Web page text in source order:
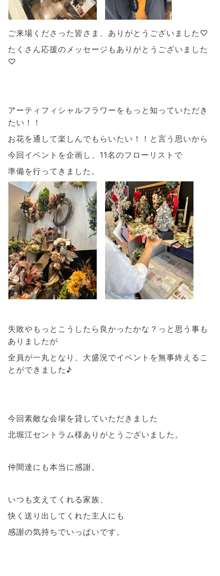
ご来場くださった皆さま、ありがとうございました♡
たくさん応援のメッセージもありがとうございました
♡
アーティフィシャルフラワーを もっと知っていただき
たい！！
お花を通して楽しんでもらいたい！！ と言う思いから
今回イベントを企画し、11名のフローリストで
準備を行ってきました。
失敗やもっとこうしたら良かったかな？ っと思う事も
ありましたが
全員が一丸となり、 大盛況でイベントを無事終えるこ
とができました♪
今回素敵な会場を貸していただきました
北堀江セントラム様ありがとうございました。
仲間達にも本当に感謝。
いつも支えてくれる家族、
快く送り出してくれた主人にも
感謝の気持ちでいっぱいです。